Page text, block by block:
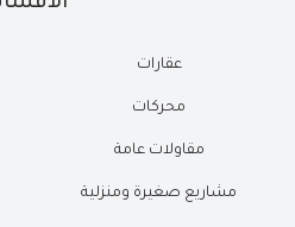
عقارات
محركات
مقاولات عامة
مشاريع صغيرة ومنزلية